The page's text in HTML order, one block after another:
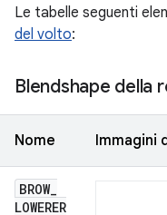
Le tabelle seguenti
del volto:
Blendshape della
Nome Immagini
BROW_
LOWERER